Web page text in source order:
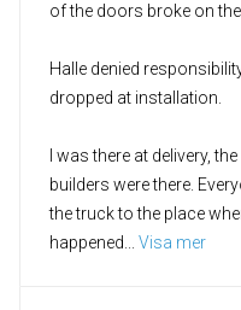
of the doors broke on
Halle denied
dropped at installation.
I was there at delivery,
builders were there.
the truck to the place
happened
Visa mer